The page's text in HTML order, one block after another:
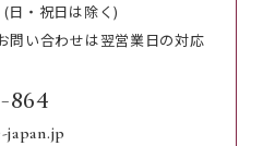
(日・祝日は除く)
問い合わせは翌営業日の対応
864
japan.jp